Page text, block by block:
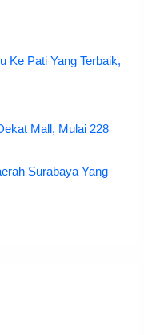
Ke Pati Yang Terbaik,
Mall, Mulai 228
Surabaya Yang